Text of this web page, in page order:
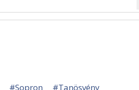
#Sopron #Tanösvény